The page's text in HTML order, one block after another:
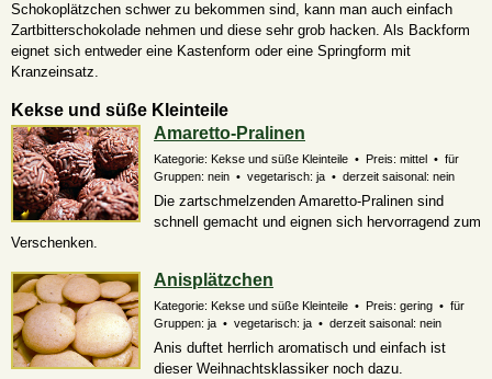
Schokoplätzchen schwer zu bekommen sind, kann man auch einfach
Zartbitterschokolade nehmen und diese sehr grob hacken. Als Backform
eignet sich entweder eine Kastenform oder eine Springform mit
Kranzeinsatz.
Kekse und süße Kleinteile
Amaretto-Pralinen
Kategorie: Kekse und süße Kleinteile • Preis: mittel • für
Gruppen: nein • vegetarisch: ja • derzeit saisonal: nein
Die zartschmelzenden Amaretto-Pralinen sind
schnell gemacht und eignen sich hervorragend zum
Verschenken.
Anisplätzchen
Kategorie: Kekse und süße Kleinteile • Preis: gering • für
Gruppen: ja • vegetarisch: ja • derzeit saisonal: nein
Anis duftet herrlich aromatisch und einfach ist
dieser Weihnachtsklassiker noch dazu.